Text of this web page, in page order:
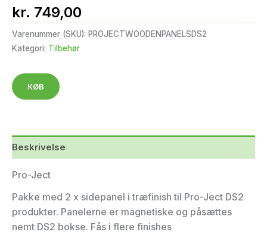
kr. 749,00
Varenummer (SKU): PROJECTWOODENPANELSDS2
Kategori: Tilbehør
KØB
Beskrivelse
Pro-Ject
Pakke med 2 x sidepanel i træfinish til Pro-Ject DS2
produkter. Panelerne er magnetiske og påsættes
nemt DS2 bokse. Fås i flere finishes